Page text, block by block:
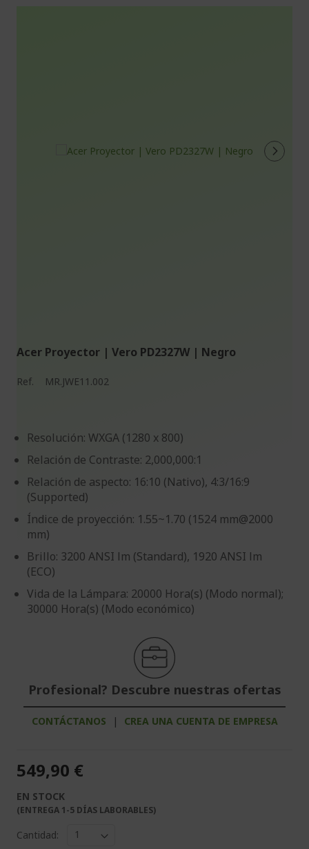
Acer Proyector | Vero PD2327W | Negro
Ref. MR.JWE11.002
Resolución: WXGA (1280 x 800)
Relación de Contraste: 2,000,000:1
Relación de aspecto: 16:10 (Nativo), 4:3/16:9
(Supported)
Índice de proyección: 1.55~1.70 (1524 mm@2000
mm)
Brillo: 3200 ANSI lm (Standard), 1920 ANSI lm
(ECO)
Vida de la Lámpara: 20000 Hora(s) (Modo normal);
30000 Hora(s) (Modo económico)
Profesional? Descubre nuestras ofertas
CONTÁCTANOS | CREA UNA CUENTA DE EMPRESA
549,90 €
EN STOCK
(ENTREGA 1-5 DÍAS LABORABLES)
Cantidad: